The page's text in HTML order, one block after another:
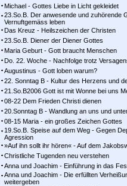
Michael - Gottes Liebe in Licht gekleidet
23.So.B. Der anwesende und zuhörende
Vernuftgemäss leben
Das Kreuz - Heilszeichen der Christen
23.So.B. Diener der Diener Gottes
Maria Geburt - Gott braucht Menschen
Do. 22. Woche - Nachfolge trotz
Augustinus - Gott loben warum?
22. Sonntag B - Kultur des Herzens und
21.So.B2006 Gott ist mit Wonne bei uns
08-22 Dem Frieden Christi dienen
20.Sonntag B - Wandlung an uns und
08-15 Maria - ein großes Zeichen Gottes
19.So.B. Speise auf dem Weg - Gegen
Agression
»Auf ihn sollt ihr hören« - Auf dem
Christliche Tugenden neu verstehen
Anna und Joachim - Einführung in das
Anna und Joachim - Die erfüllten
weitergeben